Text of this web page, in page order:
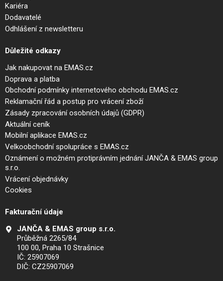
Kariéra
Dodavatelé
Odhlášení z newsletteru
Důležité odkazy
Jak nakupovat na EMAS.cz
Doprava a platba
Obchodní podmínky internetového obchodu EMAS.cz
Reklamační řád a postup pro vrácení zboží
Zásady zpracování osobních údajů (GDPR)
Aktuální ceník
Mobilní aplikace EMAS.cz
Velkoobchodní spolupráce s EMAS.cz
Oznámení o možném protiprávním jednání JANČA & EMAS group
s.r.o.
Vrácení objednávky
Cookies
Fakturační údaje
JANČA & EMAS group s.r.o.
Průběžná 2265/84
100 00, Praha 10 Strašnice
IČ: 25907069
DIČ: CZ25907069